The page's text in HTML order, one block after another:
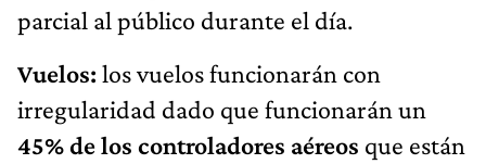
parcial al público durante el día.
Vuelos: los vuelos funcionarán con
irregularidad dado que funcionarán un
45% de los controladores aéreos que están